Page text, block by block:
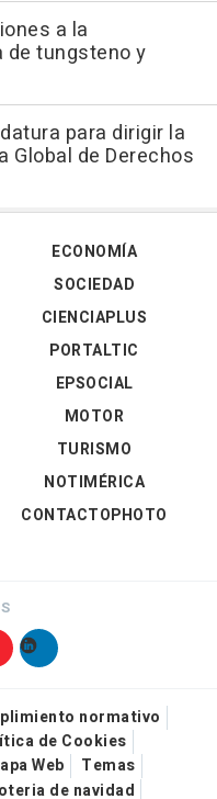
a la
de tungsteno y
para dirigir la
Global de Derechos
ECONOMÍA
SOCIEDAD
CIENCIAPLUS
PORTALTIC
EPSOCIAL
MOTOR
TURISMO
NOTIMÉRICA
CONTACTOPHOTO
normativo
de Cookies
Web
Temas
de navidad